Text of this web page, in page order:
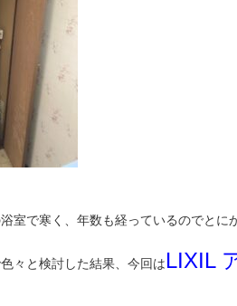
室で寒く、年数も経っているのでとに
々と検討した結果、今回はLIXIL